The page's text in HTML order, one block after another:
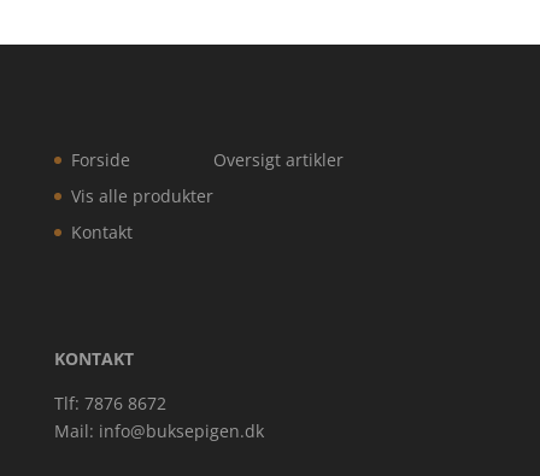
Forside
Vis alle produkter
Kontakt
Oversigt artikler
KONTAKT
Tlf: 7876 8672
Mail: info@buksepigen.dk